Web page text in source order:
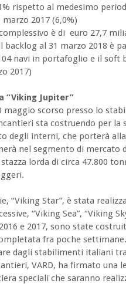
rispetto al medesimo
2017 (6,0%)
è di euro 27,7
backlog al 31 marzo 2018 è
navi in portafoglio e il soft
2017)
“Viking Jupiter”
maggio scorso presso lo
sta costruendo per
degli interni, che porterà
nel segmento di
lorda di circa 47.800
“Viking Star”, è stata
“Viking Sea”, “Viking
e 2017, sono state
fra poche
dagli stabilimenti italiani
VARD, ha firmato una
speciali che saranno